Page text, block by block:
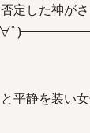
定した神がさ
ﾟ
平静を装い